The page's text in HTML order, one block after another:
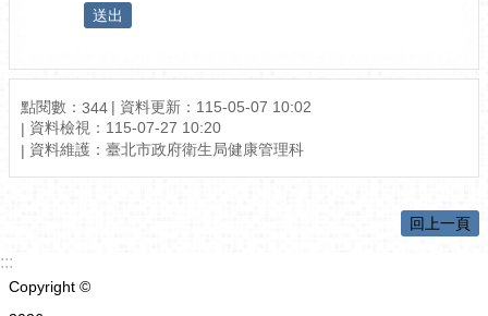
點閱數： 344
資料更新：115-05-07 10:02
資料檢視：115-07-27 10:20
資料維護：臺北市政府衛生局健康管理科
回上一頁
:::
Copyright ©